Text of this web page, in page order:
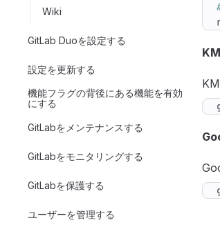
Wiki
GitLab Duoを設定する
設定を更新する
機能フラグの背後にある機能を有効
にする
GitLabをメンテナンスする
GitLabをモニタリングする
GitLabを保護する
ユーザーを管理する